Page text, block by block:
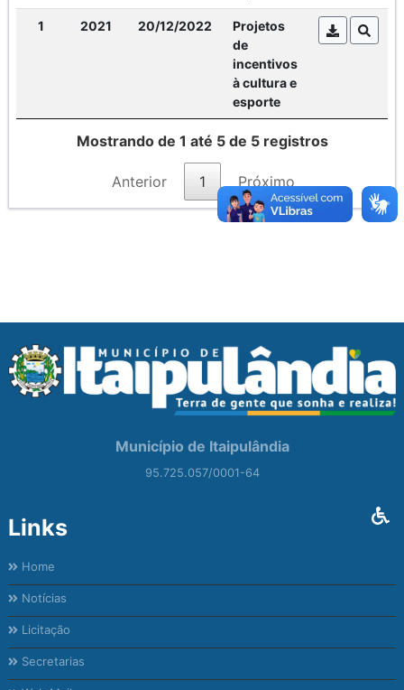
1 2021 20/12/2022
Projetos
de
incentivos
à cultura e
esporte
Mostrando de 1 até 5 de 5 registros
Anterior 1 Próximo
Município de Itaipulândia
95.725.057/0001-64
Links
Home
Notícias
Licitação
Secretarias